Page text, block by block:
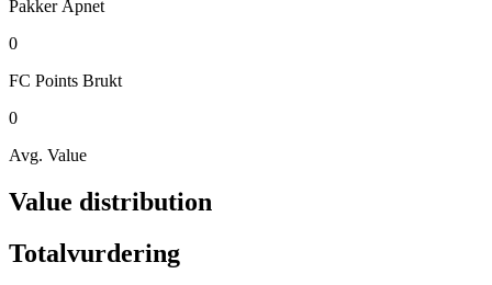
Pakker Åpnet
0
FC Points Brukt
0
Avg. Value
Value distribution
Totalvurdering